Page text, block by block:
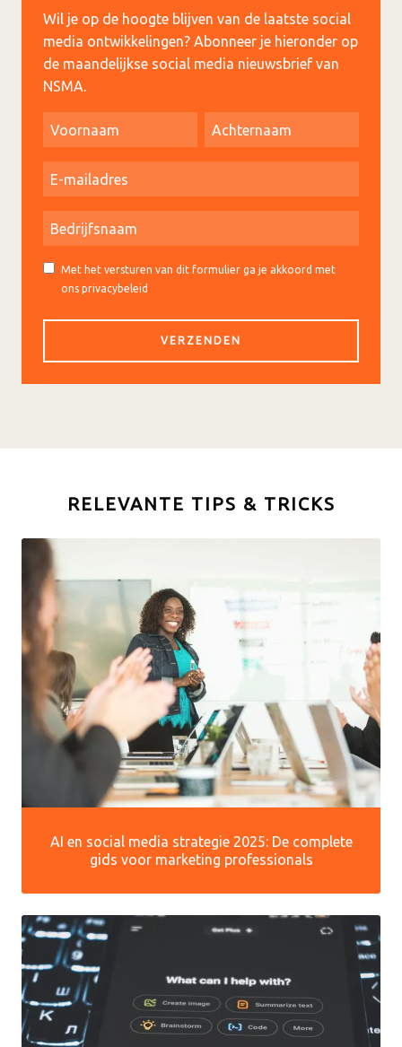
Wil je op de hoogte blijven van de laatste social
media ontwikkelingen? Abonneer je hieronder op
de maandelijkse social media nieuwsbrief van
NSMA.
Met het versturen van dit formulier ga je akkoord met
ons privacybeleid
RELEVANTE TIPS & TRICKS
AI en social media strategie 2025: De complete
gids voor marketing professionals